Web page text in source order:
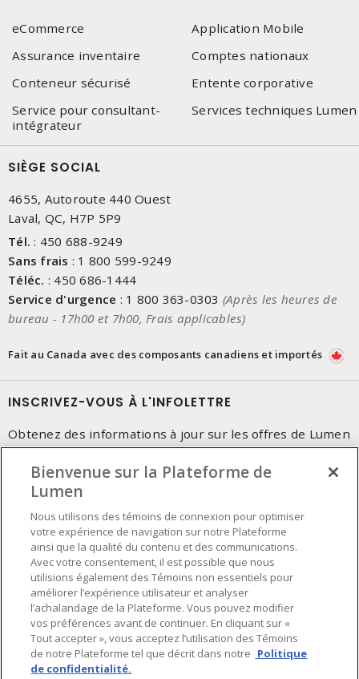
eCommerce
Application Mobile
Assurance inventaire
Comptes nationaux
Conteneur sécurisé
Entente corporative
Service pour consultant-
intégrateur
Services techniques Lumen
SIÈGE SOCIAL
4655, Autoroute 440 Ouest
Laval, QC, H7P 5P9
Tél. : 450 688-9249
Sans frais : 1 800 599-9249
Téléc. : 450 686-1444
Service d'urgence : 1 800 363-0303 (Après les heures de
bureau - 17h00 et 7h00, Frais applicables)
Fait au Canada avec des composants canadiens et importés
INSCRIVEZ-VOUS À L'INFOLETTRE
Obtenez des informations à jour sur les offres de Lumen
Préférences en matière de cookies
Bienvenue sur la Plateforme de
Lumen
Nous utilisons des témoins de connexion pour optimiser
votre expérience de navigation sur notre Plateforme
ainsi que la qualité du contenu et des communications.
Avec votre consentement, il est possible que nous
utilisions également des Témoins non essentiels pour
améliorer l’expérience utilisateur et analyser
l’achalandage de la Plateforme. Vous pouvez modifier
vos préférences avant de continuer. En cliquant sur «
Tout accepter », vous acceptez l’utilisation des Témoins
de notre Plateforme tel que décrit dans notre Politique
de confidentialité.